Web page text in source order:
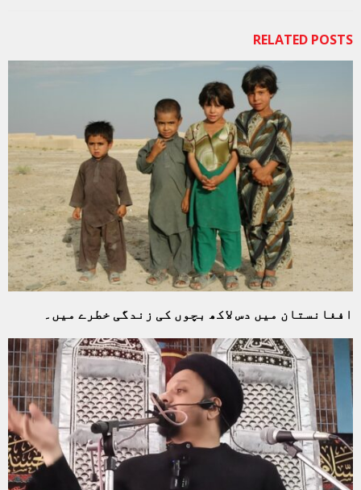
RELATED POSTS
افغانستان میں دس لاکھ بچوں کی زندگی خطرے میں۔